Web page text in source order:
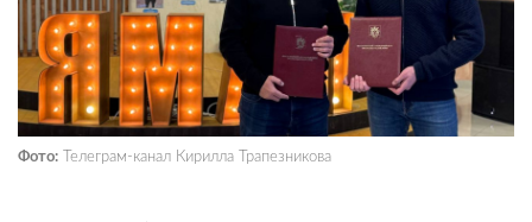
Фото: Телеграм-канал Кирилла Трапезникова